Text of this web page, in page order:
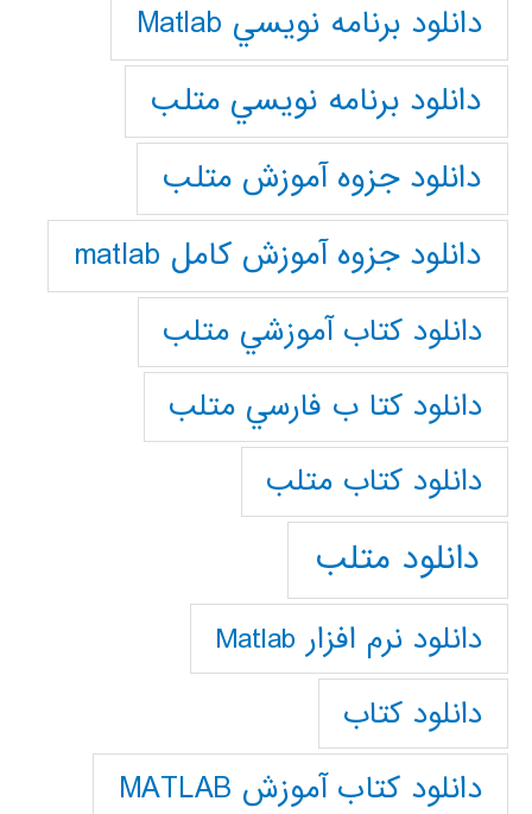
دانلود برنامه نويسي Matlab
دانلود برنامه نويسي متلب
دانلود جزوه آموزش متلب
دانلود جزوه آموزش کامل matlab
دانلود كتاب آموزشي متلب
دانلود كتا ب فارسي متلب
دانلود كتاب متلب
دانلود متلب
دانلود نرم افزار Matlab
دانلود کتاب
دانلود کتاب آموزش MATLAB